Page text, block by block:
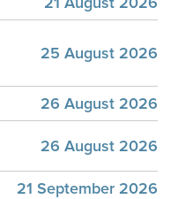
25 August 2026
26 August 2026
26 August 2026
21 September 2026